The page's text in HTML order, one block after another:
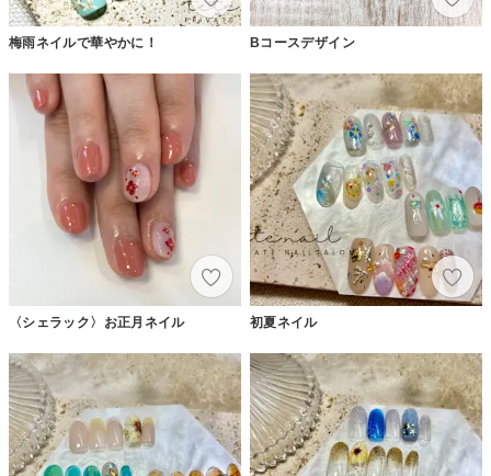
梅雨ネイルで華やかに！ Bコースデザイン
〈シェラック〉お正月ネイル 初夏ネイル